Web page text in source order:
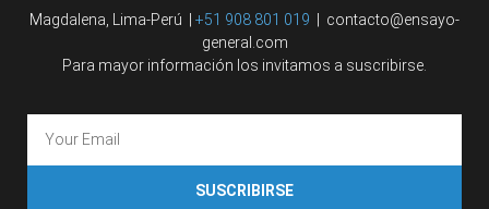
Magdalena, Lima-Perú | +51 908 801 019 | contacto@ensayo-
general.com
Para mayor información los invitamos a suscribirse.
SUSCRIBIRSE